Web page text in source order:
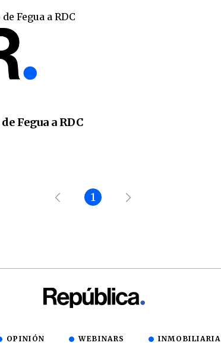
Fegua a RDC
1
OPINIÓN WEBINARS INMOBILIARIA